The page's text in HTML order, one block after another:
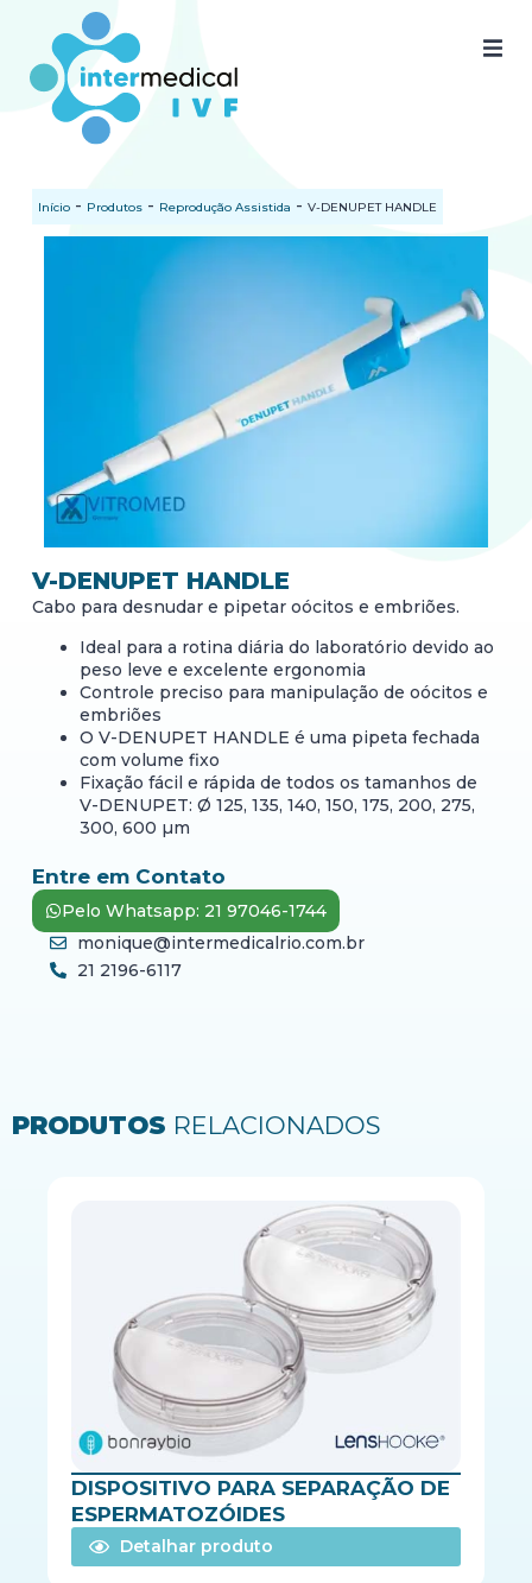
Home
Nossos produtos
Início - Produtos - Reprodução Assistida - V-DENUPET HANDLE
V-DENUPET HANDLE
Cabo para desnudar e pipetar oócitos e embriões.
Ideal para a rotina diária do laboratório devido ao
peso leve e excelente ergonomia
Controle preciso para manipulação de oócitos e
embriões
O V-DENUPET HANDLE é uma pipeta fechada
com volume fixo
Fixação fácil e rápida de todos os tamanhos de
V-DENUPET: Ø 125, 135, 140, 150, 175, 200, 275,
300, 600 µm
Entre em Contato
Pelo Whatsapp: 21 97046-1744
monique@intermedicalrio.com.br
21 2196-6117
PRODUTOS RELACIONADOS
DISPOSITIVO PARA SEPARAÇÃO DE
ESPERMATOZÓIDES
Detalhar produto